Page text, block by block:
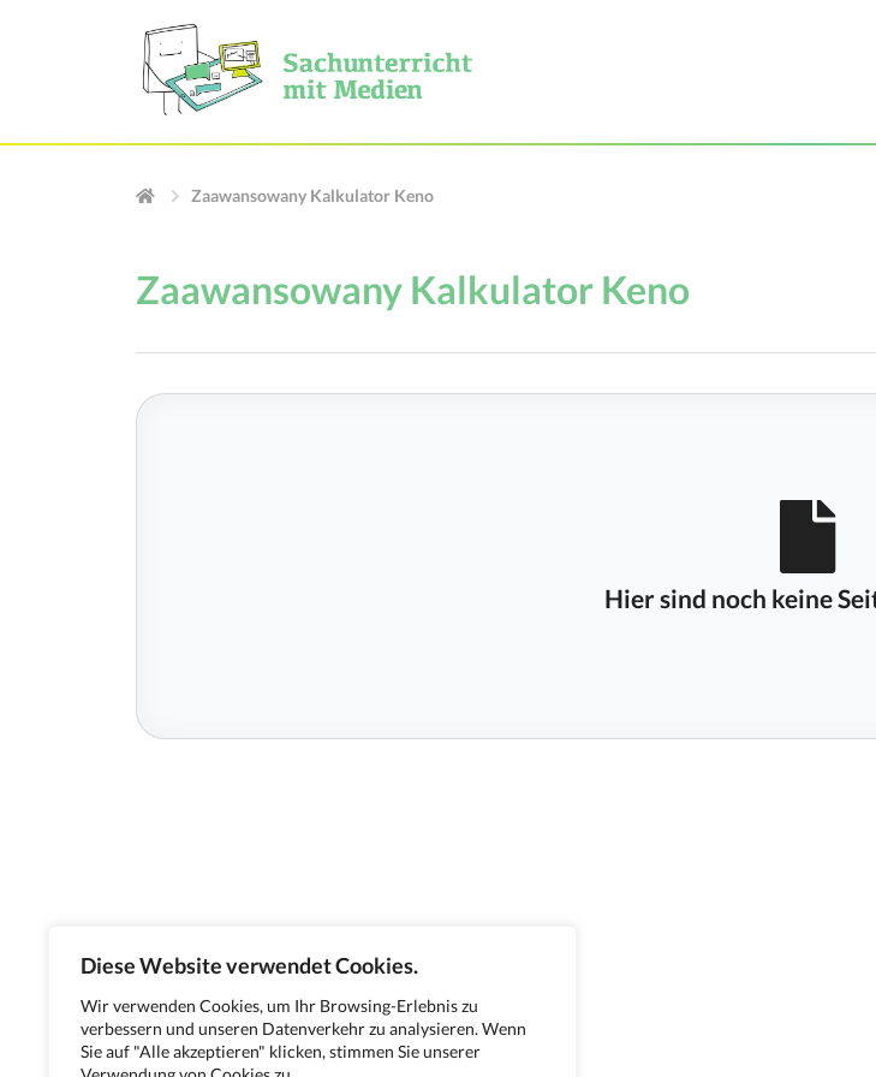
Diese Website verwendet Cookies.
Wir verwenden Cookies, um Ihr Browsing-Erlebnis zu
verbessern und unseren Datenverkehr zu analysieren. Wenn
Sie auf "Alle akzeptieren" klicken, stimmen Sie unserer
Zaawansowany Kalkulator Keno
Zaawansowany Kalkulator Keno
Hier sind noch keine